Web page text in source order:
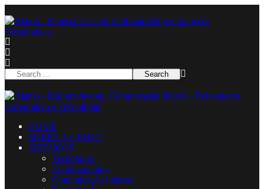
HOME
SOBRE A GENTE
SERVIÇOS
Tecnologia
Endomarketing
Comunicação Interna